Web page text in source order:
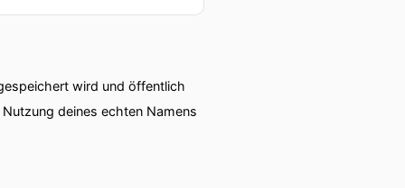
mit ihrer Verdauung
Darm Auswirkungen
wird und öffentlich
deines echten Namens